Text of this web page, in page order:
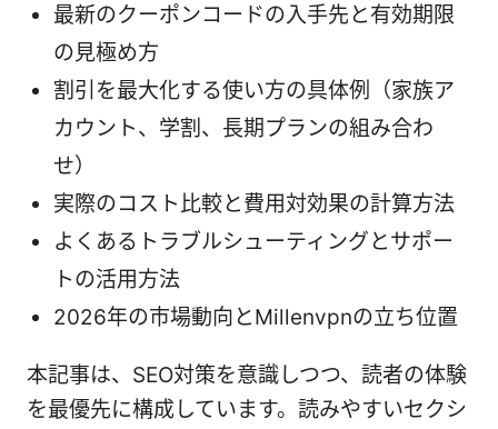
最新のクーポンコードの入手先と有効期限
の見極め方
割引を最大化する使い方の具体例（家族ア
カウント、学割、長期プランの組み合わ
せ）
実際のコスト比較と費用対効果の計算方法
よくあるトラブルシューティングとサポー
トの活用方法
2026年の市場動向とMillenvpnの立ち位置
本記事は、SEO対策を意識しつつ、読者の体験
を最優先に構成しています。読みやすいセクシ